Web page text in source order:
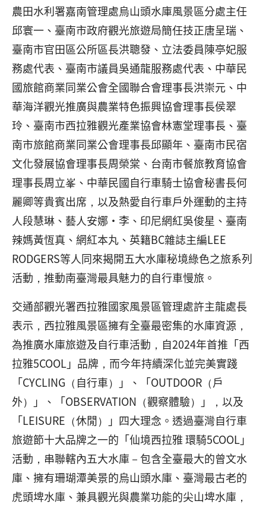
農田水利署嘉南管理處烏山頭水庫風景區分處主任
邱寰一、臺南市政府觀光旅遊局簡任技正唐呈瑞、
臺南市官田區公所區長洪聰發、立法委員陳亭妃服
務處代表、臺南市議員吳通龍服務處代表、中華民
國旅館商業同業公會全國聯合會理事長洪崇元、中
華海洋觀光推廣與農業特色振興協會理事長侯翠
玲、臺南市西拉雅觀光產業協會林憲堂理事長、臺
南市旅館商業同業公會理事長邱顯年、臺南市民宿
文化發展協會理事長周榮棠、台南市餐旅教育協會
理事長周立峯、中華民國自行車騎士協會秘書長何
麗卿等貴賓出席，以及熱愛自行車戶外運動的主持
人段慧琳、藝人安娜·李、印尼網紅吳俊星、臺南
辣媽黃恆真、網紅本丸、英籍BC雜誌主編LEE
RODGERS等人同來揭開五大水庫秘境綠色之旅系列
活動，推動南臺灣最具魅力的自行車慢旅。
交通部觀光署西拉雅國家風景區管理處許主龍處長
表示，西拉雅風景區擁有全臺最密集的水庫資源，
為推廣水庫旅遊及自行車活動，自2024年首推「西
拉雅5COOL」品牌，而今年持續深化並完美實踐
「CYCLING（自行車）」、「OUTDOOR（戶
外）」、「OBSERVATION（觀察體驗）」，以及
「LEISURE（休閒）」四大理念。透過臺灣自行車
旅遊節十大品牌之一的「仙境西拉雅 環騎5COOL」
活動，串聯轄內五大水庫－包含全臺最大的曾文水
庫、擁有珊瑚潭美景的烏山頭水庫、臺灣最古老的
虎頭埤水庫、兼具觀光與農業功能的尖山埤水庫，